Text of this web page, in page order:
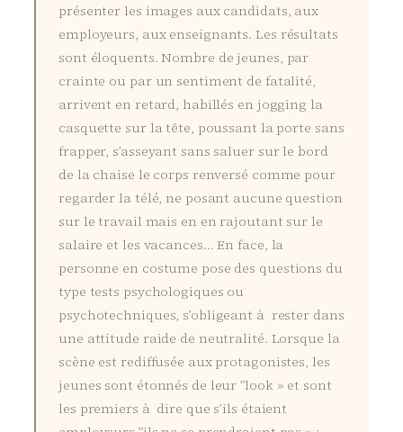
présenter les images aux candidats, aux
employeurs, aux enseignants. Les résultats
sont éloquents. Nombre de jeunes, par
crainte ou par un sentiment de fatalité,
arrivent en retard, habillés en jogging la
casquette sur la tête, poussant la porte sans
frapper, s’asseyant sans saluer sur le bord
de la chaise le corps renversé comme pour
regarder la télé, ne posant aucune question
sur le travail mais en en rajoutant sur le
salaire et les vacances… En face, la
personne en costume pose des questions du
type tests psychologiques ou
psychotechniques, s’obligeant à rester dans
une attitude raide de neutralité. Lorsque la
scène est rediffusée aux protagonistes, les
jeunes sont étonnés de leur ”look » et sont
les premiers à dire que s’ils étaient